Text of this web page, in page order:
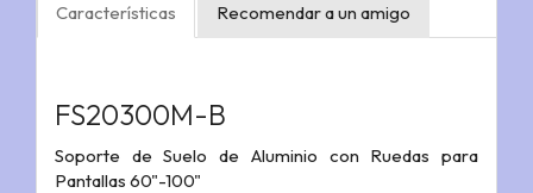
Características Recomendar a un amigo
FS20300M-B
Soporte de Suelo de Aluminio con Ruedas para
Pantallas 60"-100"